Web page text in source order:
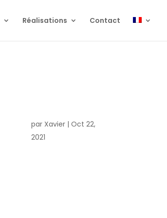
Réalisations Contact
par Xavier |Oct 22,
2021